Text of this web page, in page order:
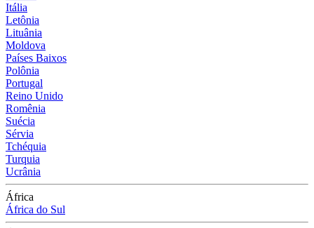
Itália
Letônia
Lituânia
Moldova
Países Baixos
Polônia
Portugal
Reino Unido
Romênia
Suécia
Sérvia
Tchéquia
Turquia
Ucrânia
África
África do Sul